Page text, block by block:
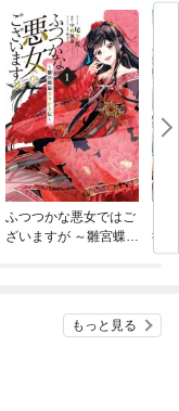
ふつつかな悪女ではご
ざいますが ～雛宮蝶鼠
行
が
もっと見る